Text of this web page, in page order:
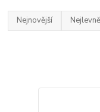
Nejnovější